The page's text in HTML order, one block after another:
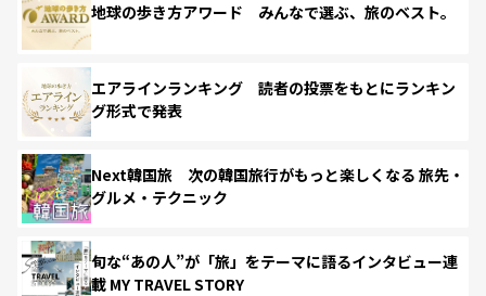
地球の歩き方アワード みんなで選ぶ、旅のベスト。
エアラインランキング 読者の投票をもとにランキン
グ形式で発表
Next韓国旅 次の韓国旅行がもっと楽しくなる 旅先・
グルメ・テクニック
旬な“あの人”が「旅」をテーマに語るインタビュー連
載 MY TRAVEL STORY